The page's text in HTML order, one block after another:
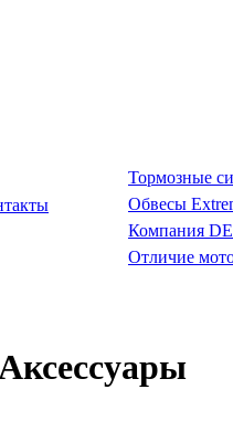
Тормозные
Обвесы
Компания
Отличие